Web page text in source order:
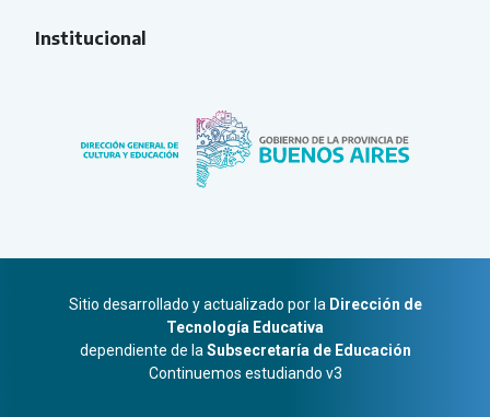
Institucional
Sitio desarrollado y actualizado por la Dirección de
Tecnología Educativa
dependiente de la Subsecretaría de Educación
Continuemos estudiando v3